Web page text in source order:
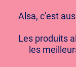
Alsa, c’est
Les produits
les